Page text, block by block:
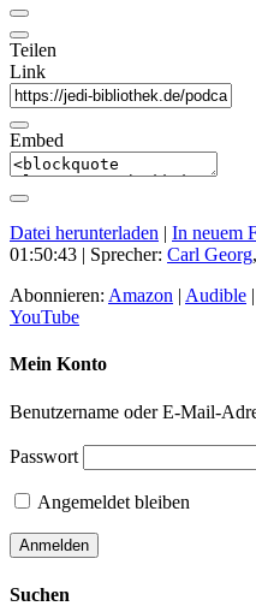
Teilen
Link
Embed
Datei herunterladen | In neuem
01:50:43 | Sprecher: Carl Georg,
Abonnieren: Amazon | Audible |
YouTube
Mein Konto
Benutzername oder E-Mail-
Passwort
Angemeldet bleiben
Suchen